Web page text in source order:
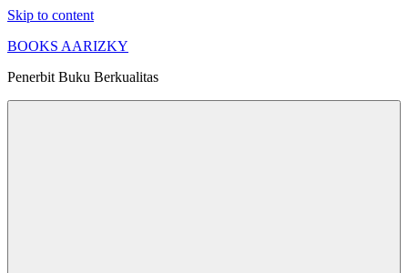
Skip to content
BOOKS AARIZKY
Penerbit Buku Berkualitas